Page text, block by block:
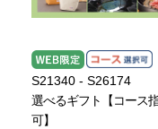
S21340 - S26174
選べるギフト【コース
可】